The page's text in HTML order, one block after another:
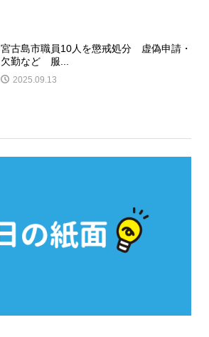
宮古島市職員10人を懲戒処分 虚偽申請・
欠勤など 服...
2025.09.13